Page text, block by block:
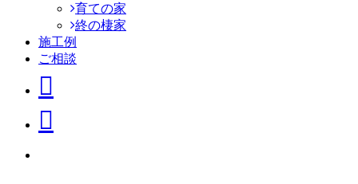
育ての家
終の棲家
施工例
ご相談